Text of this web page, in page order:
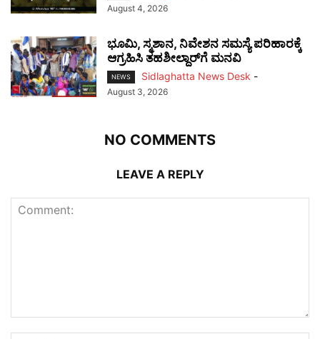
August 4, 2026
ಭೂಮಿ, ಸ್ಮಶಾನ, ನಿವೇಶನ ಸಮಸ್ಯೆ ಪರಿಹಾರಕ್ಕೆ
ಆಗ್ರಹಿಸಿ ತಹಶೀಲ್ದಾರ್‌ಗೆ ಮನವಿ
NEWS Sidlaghatta News Desk -
August 3, 2026
NO COMMENTS
LEAVE A REPLY